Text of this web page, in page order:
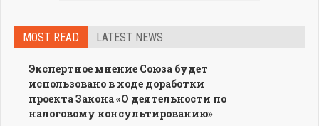
MOST READ LATEST NEWS
Экспертное мнение Союза будет
использовано в ходе доработки
проекта Закона «О деятельности по
налоговому консультированию»